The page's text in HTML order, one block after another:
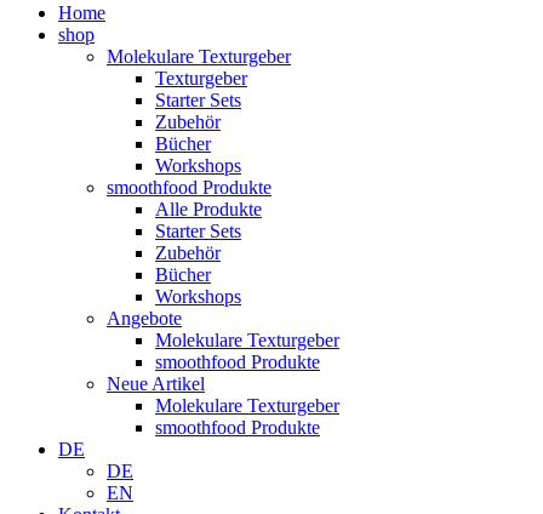
Home
shop
Molekulare Texturgeber
Texturgeber
Starter Sets
Zubehör
Bücher
Workshops
smoothfood Produkte
Alle Produkte
Starter Sets
Zubehör
Bücher
Workshops
Angebote
Molekulare Texturgeber
smoothfood Produkte
Neue Artikel
Molekulare Texturgeber
smoothfood Produkte
DE
DE
EN